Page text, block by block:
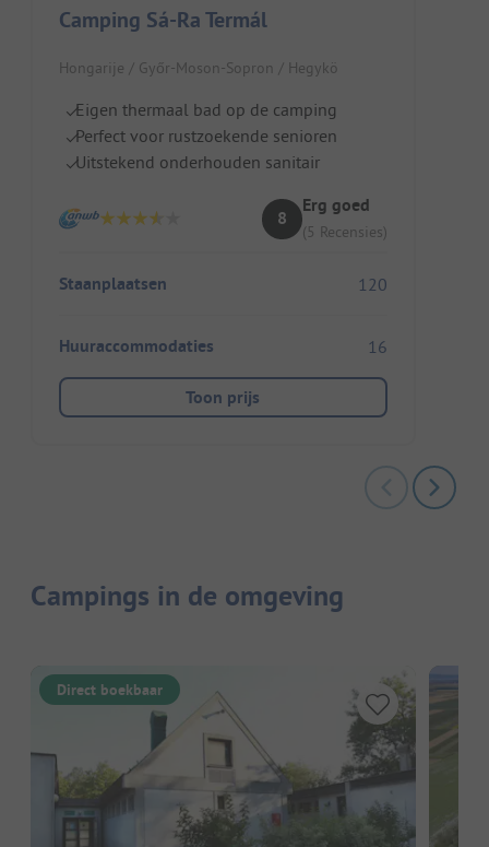
Camping Sá-Ra Termál
Hongarije / Győr-Moson-Sopron / Hegykö
Eigen thermaal bad op de camping
Perfect voor rustzoekende senioren
Uitstekend onderhouden sanitair
8
Erg goed
(5 Recensies)
Staanplaatsen 120
Huuraccommodaties 16
Toon prijs
Campings in de omgeving
Direct boekbaar